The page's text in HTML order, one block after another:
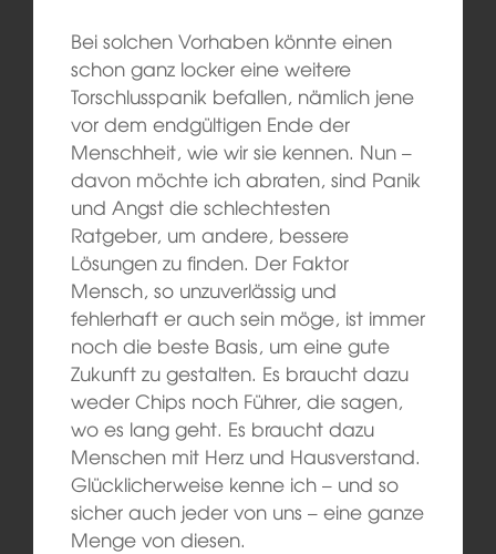
Bei solchen Vorhaben könnte einen
schon ganz locker eine weitere
Torschlusspanik befallen, nämlich jene
vor dem endgültigen Ende der
Menschheit, wie wir sie kennen. Nun –
davon möchte ich abraten, sind Panik
und Angst die schlechtesten
Ratgeber, um andere, bessere
Lösungen zu finden. Der Faktor
Mensch, so unzuverlässig und
fehlerhaft er auch sein möge, ist immer
noch die beste Basis, um eine gute
Zukunft zu gestalten. Es braucht dazu
weder Chips noch Führer, die sagen,
wo es lang geht. Es braucht dazu
Menschen mit Herz und Hausverstand.
Glücklicherweise kenne ich – und so
sicher auch jeder von uns – eine ganze
Menge von diesen.